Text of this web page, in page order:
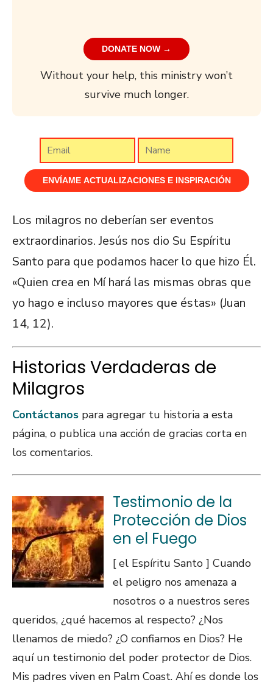
DONATE NOW →
Without your help, this ministry won’t
survive much longer.
Los milagros no deberían ser eventos
extraordinarios. Jesús nos dio Su Espíritu
Santo para que podamos hacer lo que hizo Él.
«Quien crea en Mí hará las mismas obras que
yo hago e incluso mayores que éstas» (Juan
14, 12).
Historias Verdaderas de
Milagros
Contáctanos para agregar tu historia a esta
página, o publica una acción de gracias corta en
los comentarios.
Testimonio de la
Protección de Dios
en el Fuego
[ el Espíritu Santo ] Cuando
el peligro nos amenaza a
nosotros o a nuestros seres
queridos, ¿qué hacemos al respecto? ¿Nos
llenamos de miedo? ¿O confiamos en Dios? He
aquí un testimonio del poder protector de Dios.
Mis padres viven en Palm Coast. Ahí es donde los